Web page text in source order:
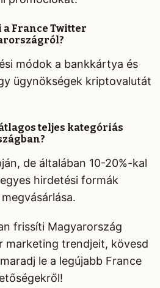
France Twitter
módok a bankkártya és
ügynökségek kriptovalutát
teljes kategóriás
de általában 10-20%-kal
hirdetési formák
frissíti Magyarország
marketing trendjeit, kövesd
le a legújabb France